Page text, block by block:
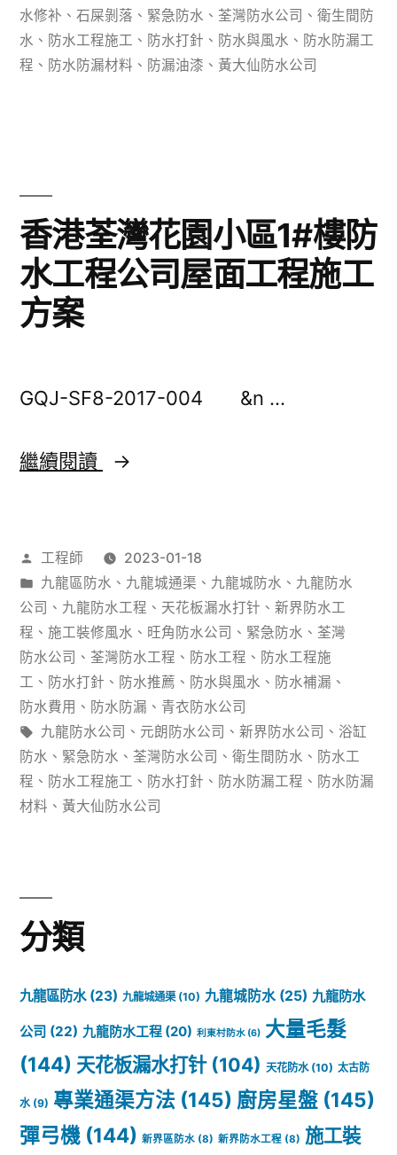
購
避
水
工
點
防
料
點
安
裝？
有
得
哪
些
嘅
品
牌？
水修补 、 石屎剝落 、 緊急防水 、 荃灣防水公司 、 衛生間防
水 、 防水工程施工 、 防水打針 、 防水與風水 、 防水防漏工
程 、 防水防漏材料 、 防漏油漆 、 黃大仙防水公司
香港荃灣花園小區1#樓防
水工程公司屋面工程施工
方案
GQJ-SF8-2017-004 &n …
繼續閱讀
香
灣
花
園
小
區
1#
樓
防
工
程
作
者：
工程師
2023-01-18
分
類：
九龍區防水 、 九龍城通渠 、 九龍城防水 、 九龍防水
公司 、 九龍防水工程 、 天花板漏水打针 、 新界防水工
程 、 施工裝修風水 、 旺角防水公司 、 緊急防水 、 荃灣
防水公司 、 荃灣防水工程 、 防水工程 、 防水工程施
工 、 防水打針 、 防水推薦 、 防水與風水 、 防水補漏 、
防水費用 、 防水防漏 、 青衣防水公司
標
籤:
九龍防水公司 、 元朗防水公司 、 新界防水公司 、 浴缸
防水 、 緊急防水 、 荃灣防水公司 、 衛生間防水 、 防水工
程 、 防水工程施工 、 防水打針 、 防水防漏工程 、 防水防漏
材料 、 黃大仙防水公司
分類
九龍區防水(23) 九龍城通渠(10) 九龍城防水 (25) 九龍防水
公司 (22) 九龍防水工程 (20) 利東村防水 (6) 大量毛髮
(144) 天花板漏水打针(104) 天花防水(10) 太古防
水(9) 專業通渠方法 (145) 廚房星盤 (145)
彈弓機 (144) 新界區防水 (8) 新界防水工程 (8) 施工裝